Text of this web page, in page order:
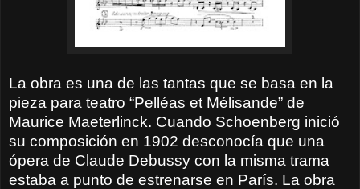
La obra es una de las tantas que se basa en la
pieza para teatro “Pelléas et Mélisande” de
Maurice Maeterlinck. Cuando Schoenberg inició
su composición en 1902 desconocía que una
ópera de Claude Debussy con la misma trama
estaba a punto de estrenarse en París. La obra